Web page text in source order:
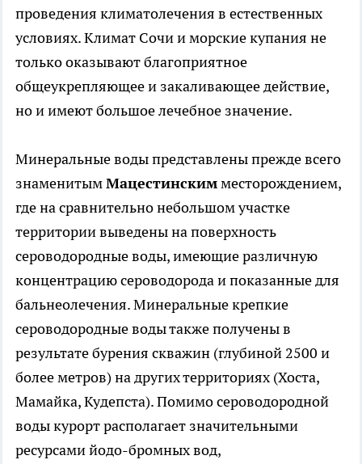
проведения климатолечения в естественных
условиях. Климат Сочи и морские купания не
только оказывают благоприятное
общеукрепляющее и закаливающее действие,
но и имеют большое лечебное значение.
Минеральные воды представлены прежде всего
знаменитымМацестинскимместорождением,
где на сравнительно небольшом участке
территории выведены на поверхность
сероводородные воды, имеющие различную
концентрацию сероводорода и показанные для
бальнеолечения. Минеральные крепкие
сероводородные воды также получены в
результате бурения скважин (глубиной 2500 и
более метров) на других территориях (Хоста,
Мамайка, Кудепста). Помимо сероводородной
воды курорт располагает значительными
ресурсами йодо-бромных вод,